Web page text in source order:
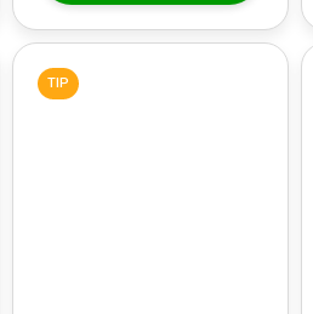
TIP